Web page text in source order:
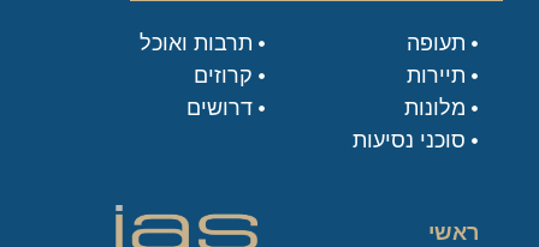
תעופה
תיירות
מלונות
סוכני נסיעות
תרבות ואוכל
קרוזים
דרושים
ראשי